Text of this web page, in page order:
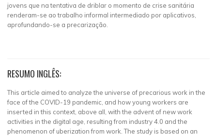
jovens que na tentativa de driblar o momento de crise sanitária
renderam-se ao trabalho informal intermediado por aplicativos,
aprofundando-se a precarização.
RESUMO INGLÊS:
This article aimed to analyze the universe of precarious work in the
face of the COVID-19 pandemic, and how young workers are
inserted in this context, above all, with the advent of new work
activities in the digital age, resulting from industry 4.0 and the
phenomenon of uberization from work. The study is based on an